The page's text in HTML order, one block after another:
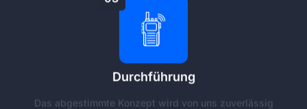
Durchführung
Das abgestimmte Konzept wird von uns zuverlässig